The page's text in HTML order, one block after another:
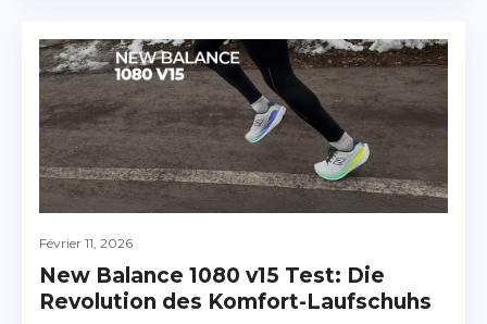
Février 11, 2026
New Balance 1080 v15 Test: Die
Revolution des Komfort-Laufschuhs